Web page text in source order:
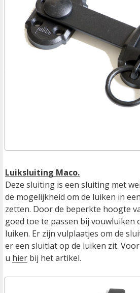
Luiksluiting Maco.
Deze sluiting is een sluiting met
de mogelijkheid om de luiken in
zetten. Door de beperkte hoogte
goed toe te passen bij vouwluiken
luiken. Er zijn vulplaatjes om de
er een sluitlat op de luiken zit.
u hier bij het artikel.